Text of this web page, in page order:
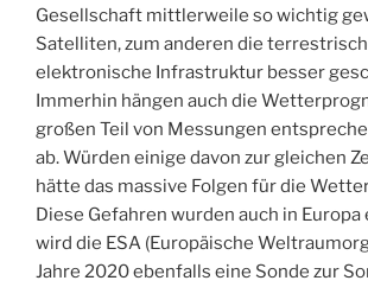
Gesellschaft mittlerweile so wichtig
Satelliten, zum anderen die
elektronische Infrastruktur besser
Immerhin hängen auch die
großen Teil von Messungen
ab. Würden einige davon zur gleichen
hätte das massive Folgen für die
Diese Gefahren wurden auch in Europa
wird die ESA (Europäische
Jahre 2020 ebenfalls eine Sonde zur